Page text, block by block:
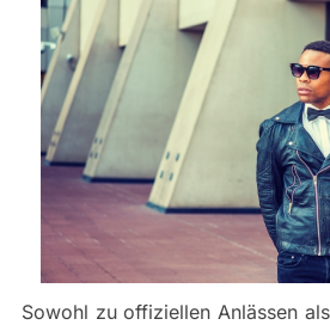
Sowohl zu offiziellen Anlässen